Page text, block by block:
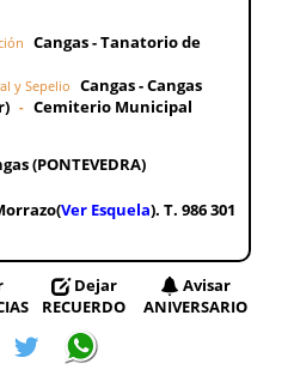
Cangas - Tanatorio de
y Sepelio
Cangas - Cangas
- Cemiterio Municipal
(PONTEVEDRA)
Ver Esquela). T. 986 301
Dejar
RECUERDO
Avisar
ANIVERSARIO